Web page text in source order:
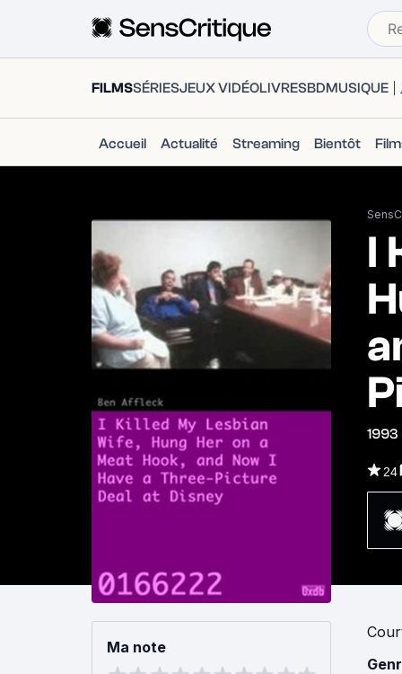
FILMSSÉRIESJEUX VIDÉOLIVRESBDMUSIQUE
Accueil Actualité Streaming Bientôt
I
1993
24
Ma note